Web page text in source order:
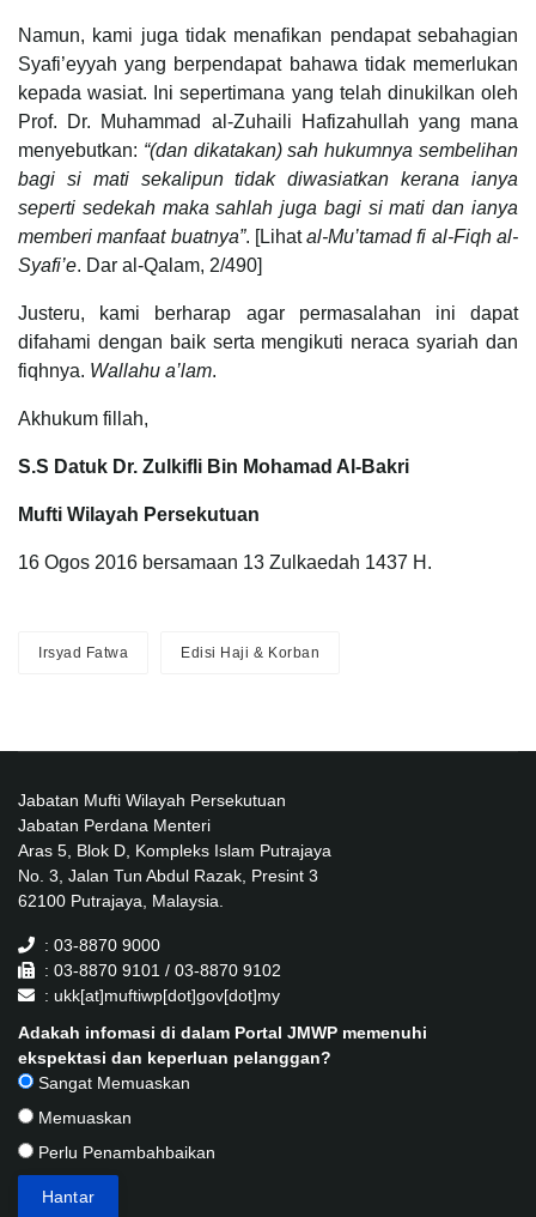
Namun, kami juga tidak menafikan pendapat sebahagian
Syafi’eyyah yang berpendapat bahawa tidak memerlukan
kepada wasiat. Ini sepertimana yang telah dinukilkan oleh
Prof. Dr. Muhammad al-Zuhaili Hafizahullah yang mana
menyebutkan: “(dan dikatakan) sah hukumnya sembelihan
bagi si mati sekalipun tidak diwasiatkan kerana ianya
seperti sedekah maka sahlah juga bagi si mati dan ianya
memberi manfaat buatnya”. [Lihatal-Mu’tamad fi al-Fiqh al-
Syafi’e. Dar al-Qalam, 2/490]
Justeru, kami berharap agar permasalahan ini dapat
difahami dengan baik serta mengikuti neraca syariah dan
fiqhnya. Wallahu a’lam.
Akhukum fillah,
S.S Datuk Dr. Zulkifli Bin Mohamad Al-Bakri
Mufti Wilayah Persekutuan
16 Ogos 2016 bersamaan 13 Zulkaedah 1437 H.
Irsyad Fatwa Edisi Haji & Korban
Jabatan Mufti Wilayah Persekutuan
Jabatan Perdana Menteri
Aras 5, Blok D, Kompleks Islam Putrajaya
No. 3, Jalan Tun Abdul Razak, Presint 3
62100 Putrajaya, Malaysia.
: 03-8870 9000
: 03-8870 9101 / 03-8870 9102
: ukk[at]muftiwp[dot]gov[dot]my
Adakah infomasi di dalam Portal JMWP memenuhi
ekspektasi dan keperluan pelanggan?
Sangat Memuaskan
Memuaskan
Perlu Penambahbaikan